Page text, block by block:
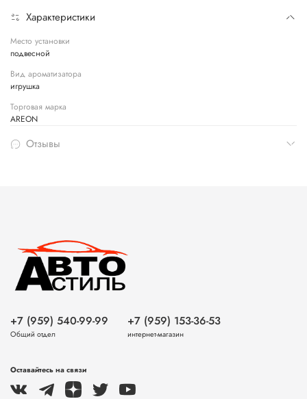
Характеристики
Место установки
подвесной
Вид ароматизатора
игрушка
Торговая марка
AREON
Отзывы
+7 (959) 540-99-99
Общий отдел
+7 (959) 153-36-53
интернет-магазин
Оставайтесь на связи